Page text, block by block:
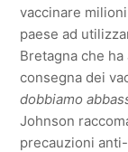
vaccinare
paese ad
Bretagna che
consegna dei
dobbiamo
Johnson
precauzioni